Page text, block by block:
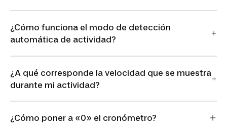
¿Cómo funciona el modo de detección
automática de actividad?
¿A qué corresponde la velocidad que se muestra
durante mi actividad?
¿Cómo poner a «0» el cronómetro?